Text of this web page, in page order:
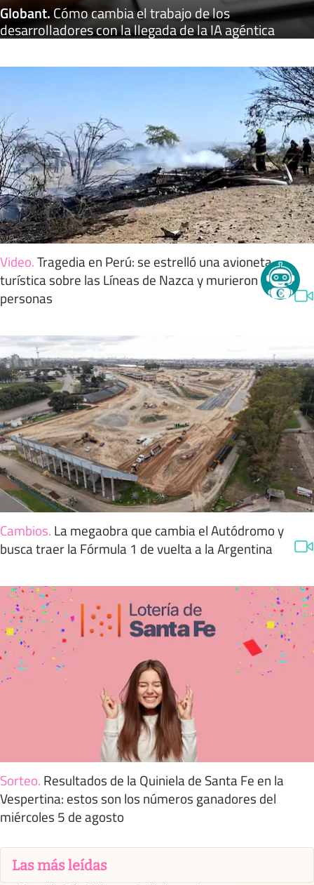
Globant.Cómo cambia el trabajo de los
desarrolladores con la llegada de la IA agéntica
Video.Tragedia en Perú: se estrelló una avioneta
turística sobre las Líneas de Nazca y murieron 13
personas
Cambios. La megaobra que cambia el Autódromo y
busca traer la Fórmula 1 de vuelta a la Argentina
Sorteo. Resultados de la Quiniela de Santa Fe en la
Vespertina: estos son los números ganadores del
miércoles 5 de agosto
Las más leídas